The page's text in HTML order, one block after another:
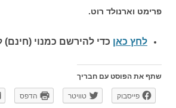
פרימט וארנולד רוט.
לחץ כאן כדי להירשם כמנוי (חינם)
שתף את הפוסט עם חבריך
פייסבוק טוויטר הדפס